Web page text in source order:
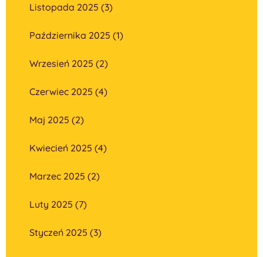
Listopada 2025 (3)
Października 2025 (1)
Wrzesień 2025 (2)
Czerwiec 2025 (4)
Maj 2025 (2)
Kwiecień 2025 (4)
Marzec 2025 (2)
Luty 2025 (7)
Styczeń 2025 (3)